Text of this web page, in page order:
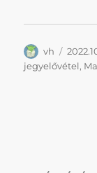
Szerző
vh
jegyelővétel,